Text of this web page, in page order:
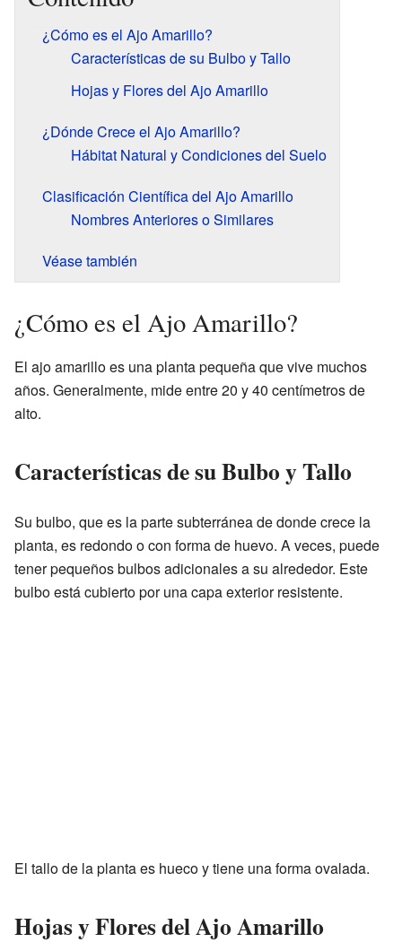
¿Cómo es el Ajo Amarillo?
Características de su Bulbo y Tallo
Hojas y Flores del Ajo Amarillo
¿Dónde Crece el Ajo Amarillo?
Hábitat Natural y Condiciones del Suelo
Clasificación Científica del Ajo Amarillo
Nombres Anteriores o Similares
Véase también
¿Cómo es el Ajo Amarillo?
El ajo amarillo es una planta pequeña que vive muchos
años. Generalmente, mide entre 20 y 40 centímetros de
alto.
Características de su Bulbo y Tallo
Su bulbo, que es la parte subterránea de donde crece la
planta, es redondo o con forma de huevo. A veces, puede
tener pequeños bulbos adicionales a su alrededor. Este
bulbo está cubierto por una capa exterior resistente.
El tallo de la planta es hueco y tiene una forma ovalada.
Hojas y Flores del Ajo Amarillo